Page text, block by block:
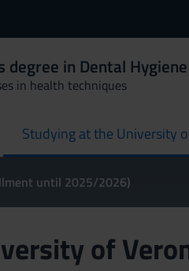
degree in Dental Hygiene
in health techniques
Studying at the University
until 2025/2026)
of